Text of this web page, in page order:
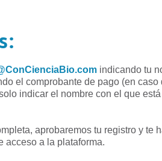
indicando tu
el comprobante de pago (en caso
indicar el nombre con el que
aprobaremos tu registro y te
acceso a la plataforma.